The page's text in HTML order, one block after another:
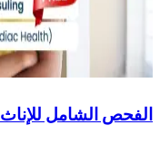
الفحص الشامل للإناث